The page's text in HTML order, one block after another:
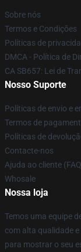
Sobre nós
Termos e Condições
Políticas de
DMCA - Política de
CA SB657: Lei de
Nosso Suporte
Políticas de envio e
Termos de
Políticas de
Contacte-nos
Ajuda ao cliente
Whosale
Nossa loja
Temos uma equipe
com alta qualidade
para mostrar o seu